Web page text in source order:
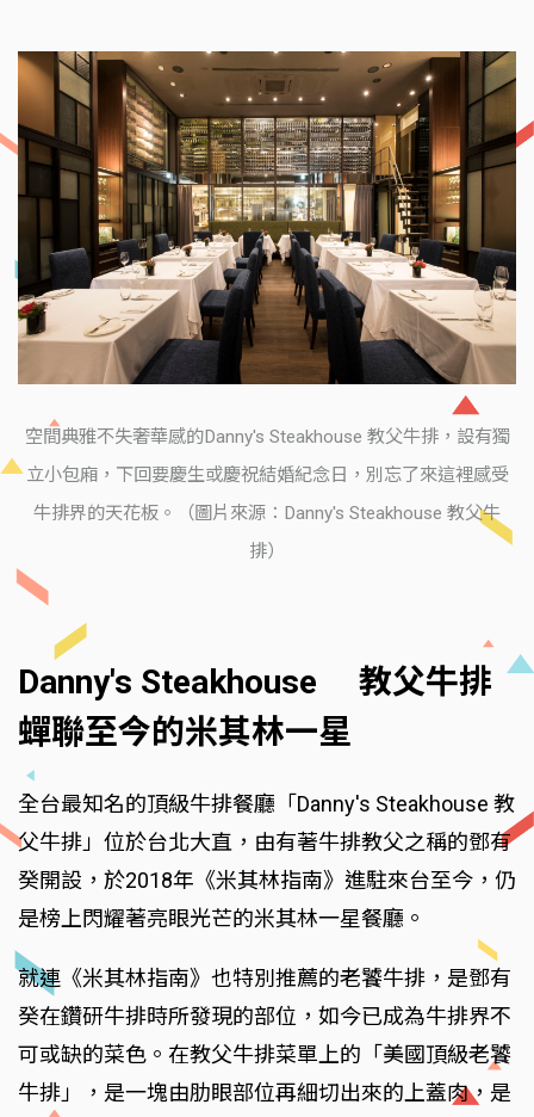
空間典雅不失奢華感的Danny's Steakhouse 教父牛排，設有獨
立小包廂，下回要慶生或慶祝結婚紀念日，別忘了來這裡感受
牛排界的天花板。（圖片來源：Danny's Steakhouse 教父牛
排）
Danny's Steakhouse 教父牛排
蟬聯至今的米其林一星
全台最知名的頂級牛排餐廳「Danny's Steakhouse 教
父牛排」位於台北大直，由有著牛排教父之稱的鄧有
癸開設，於2018年《米其林指南》進駐來台至今，仍
是榜上閃耀著亮眼光芒的米其林一星餐廳。
就連《米其林指南》也特別推薦的老饕牛排，是鄧有
癸在鑽研牛排時所發現的部位，如今已成為牛排界不
可或缺的菜色。在教父牛排菜單上的「美國頂級老饕
牛排」，是一塊由肋眼部位再細切出來的上蓋肉，是